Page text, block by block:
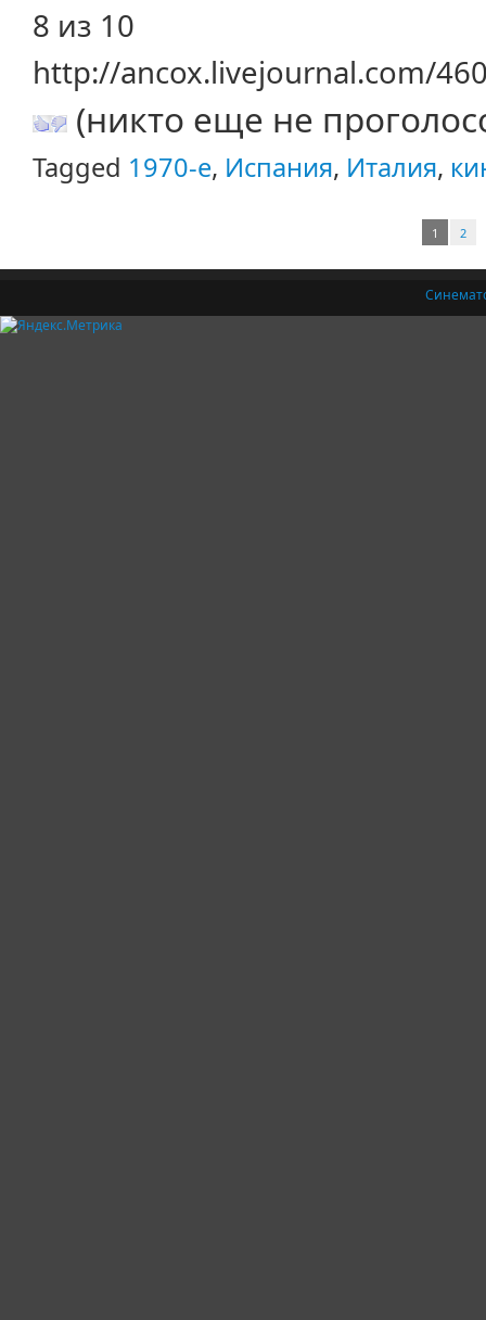
8 из 10
http://ancox.livejournal.com/
(никто еще не
Tagged 1970-е, Испания, Италия,
1 2